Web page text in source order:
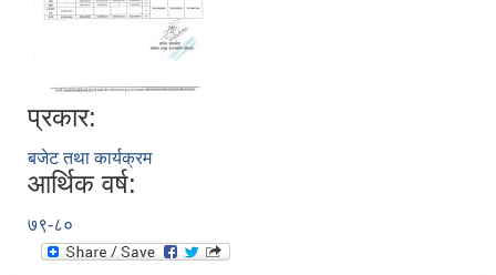
प्रकार:
बजेट तथा कार्यक्रम
आर्थिक वर्ष:
७९-८०